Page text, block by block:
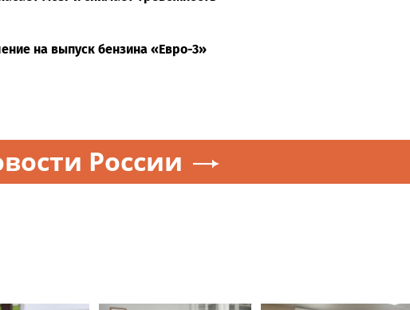
на выпуск бензина «Евро-3»
России